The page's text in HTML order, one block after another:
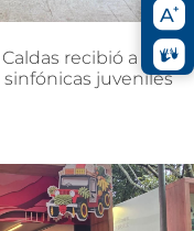
Caldas recibió a
sus
sinfónicas juveniles